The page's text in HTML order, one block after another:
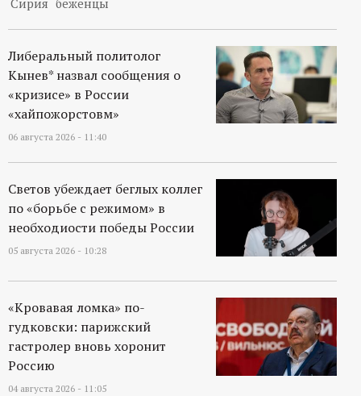
н
н
ы
й
п
о
р
т
а
л
Сирия беженцы
Либеральный политолог
Кынев* назвал сообщения о
«кризисе» в России
«хайпожорстовм»
06 августа 2026 - 11:40
Светов убеждает беглых коллег
по «борьбе с режимом» в
необходиости победы России
05 августа 2026 - 10:28
«Кровавая ломка» по-
гудковски: парижский
гастролер вновь хоронит
Россию
04 августа 2026 - 11:05